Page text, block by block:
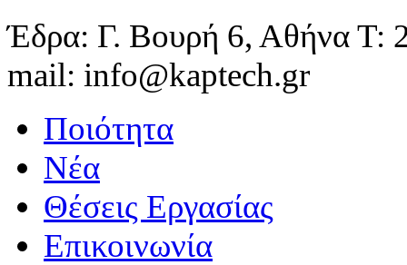
Έδρα: Γ. Βουρή 6, ΑθήναΤ:
mail: info@kaptech.gr
Ποιότητα
Νέα
Θέσεις Εργασίας
Επικοινωνία